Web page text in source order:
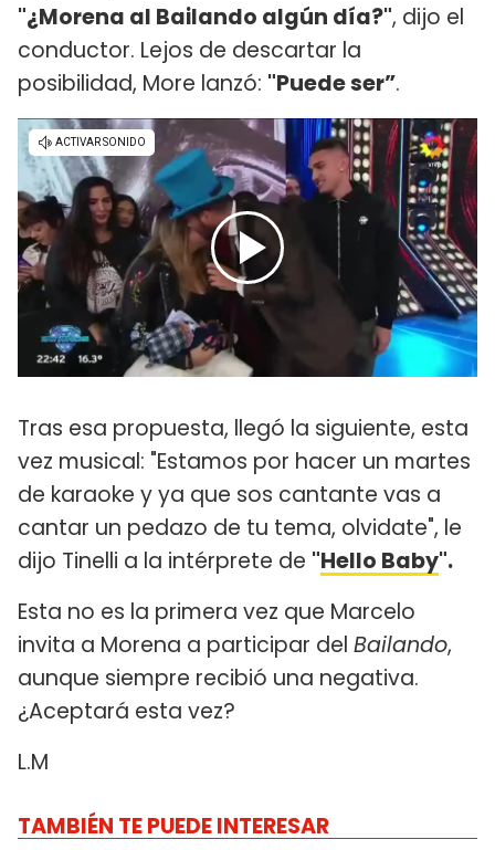
"¿Morena al Bailando algún día?", dijo el
conductor. Lejos de descartar la
posibilidad, More lanzó: "Puede ser”.
Tras esa propuesta, llegó la siguiente, esta
vez musical: "Estamos por hacer un martes
de karaoke y ya que sos cantante vas a
cantar un pedazo de tu tema, olvidate", le
dijo Tinelli a la intérprete de "Hello Baby".
Esta no es la primera vez que Marcelo
invita a Morena a participar del Bailando,
aunque siempre recibió una negativa.
¿Aceptará esta vez?
L.M
TAMBIÉN TE PUEDE INTERESAR